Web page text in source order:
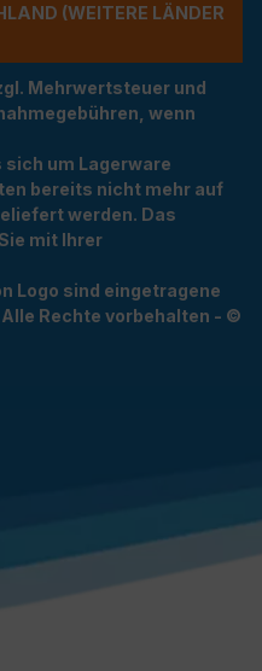
(WEITERE LÄNDER NU
Mehrwertsteuer und
wenn
um Lagerware
bereits nicht mehr auf
werden. Das
mit Ihrer
Logo sind eingetragene
Alle Rechte vorbehalten - ©